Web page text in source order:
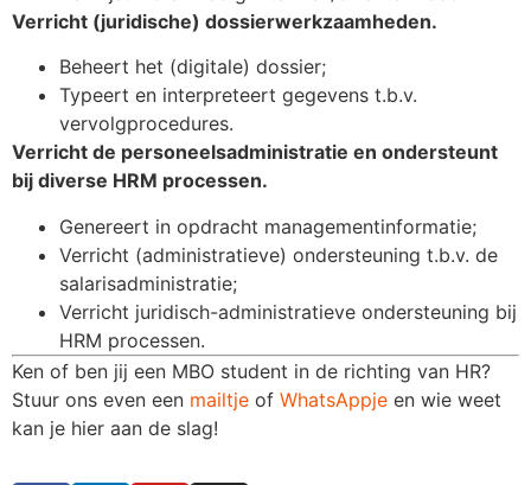
Verricht (juridische) dossierwerkzaamheden.
Beheert het (digitale) dossier;
Typeert en interpreteert gegevens t.b.v.
vervolgprocedures.
Verricht de personeelsadministratie en ondersteunt
bij diverse HRM processen.
Genereert in opdracht managementinformatie;
Verricht (administratieve) ondersteuning t.b.v. de
salarisadministratie;
Verricht juridisch-administratieve ondersteuning bij
HRM processen.
Ken of ben jij een MBO student in de richting van HR?
Stuur ons even een mailtje of WhatsAppje en wie weet
kan je hier aan de slag!